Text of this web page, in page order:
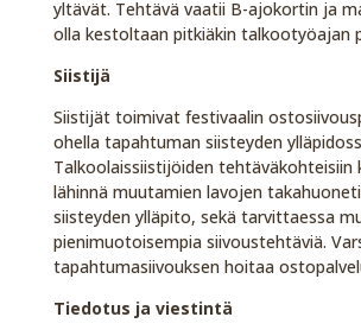
yltävät. Tehtävä vaatii B-ajokortin ja
olla kestoltaan pitkiäkin talkootyöajan
Siistijä
Siistijät toimivat festivaalin
ohella tapahtuman siisteyden
Talkoolaissiistijöiden tehtäväkohteisiin
lähinnä muutamien lavojen
siisteyden ylläpito, sekä tarvittaessa
pienimuotoisempia siivoustehtäviä.
tapahtumasiivouksen hoitaa
Tiedotus ja viestintä